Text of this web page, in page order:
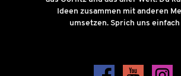
Ideen zusammen mit anderen
umsetzen. Sprich uns